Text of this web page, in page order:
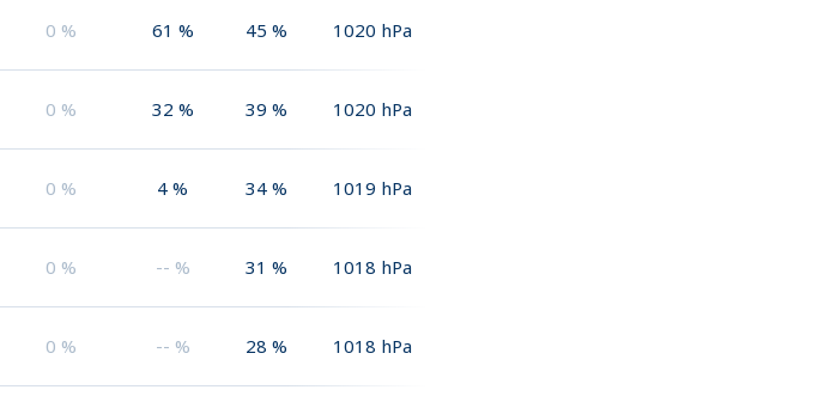
0 % 61 % 45 % 1020 hPa
0 % 32 % 39 % 1020 hPa
0 % 4 % 34 % 1019 hPa
0 % -- % 31 % 1018 hPa
0 % -- % 28 % 1018 hPa